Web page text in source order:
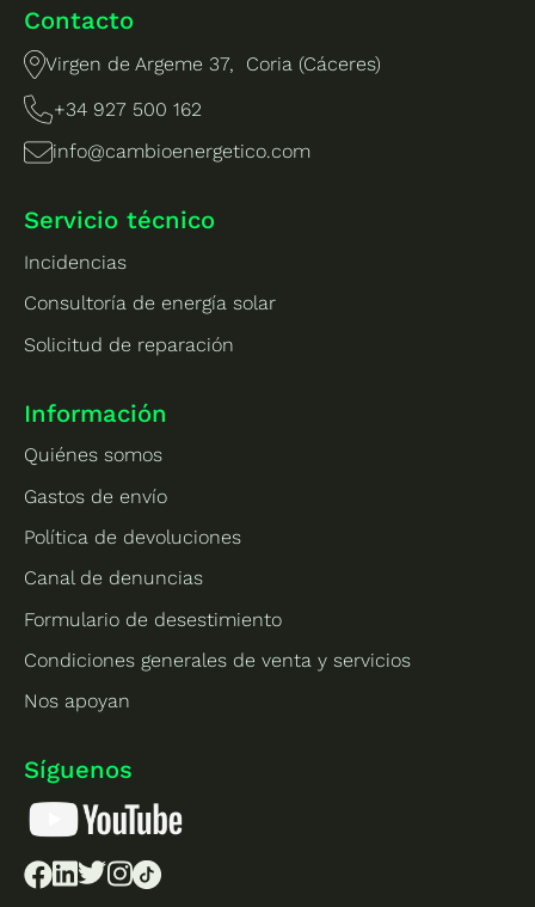
Contacto
Virgen de Argeme 37, Coria (Cáceres)
+34 927 500 162
info@cambioenergetico.com
Servicio técnico
Incidencias
Consultoría de energía solar
Solicitud de reparación
Información
Quiénes somos
Gastos de envío
Política de devoluciones
Canal de denuncias
Formulario de desestimiento
Condiciones generales de venta y servicios
Nos apoyan
Síguenos